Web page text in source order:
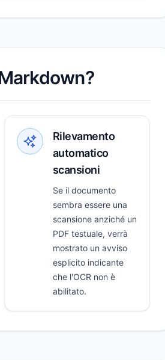
Rilevamento
automatico
scansioni
Se il documento
sembra essere una
scansione anziché un
PDF testuale, verrà
mostrato un avviso
esplicito indicante
che l'OCR non è
abilitato.